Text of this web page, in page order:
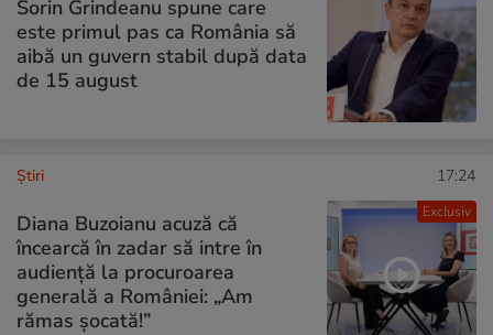
Sorin Grindeanu spune care
este primul pas ca România să
aibă un guvern stabil după data
de 15 august
Exclusiv
Ştiri 17:24
Diana Buzoianu acuză că
încearcă în zadar să intre în
audiență la procuroarea
generală a României: „Am
rămas șocată!”